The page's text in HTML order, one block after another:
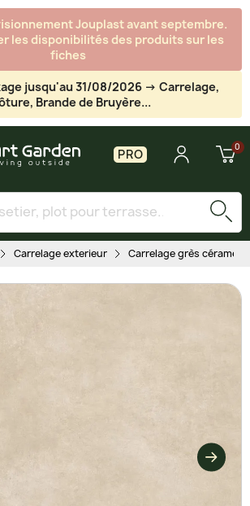
Jouplast avant septembre.
les disponibilités des produits sur les
fiches
jusqu'au 31/08/2026 -> Carrelage,
Brande de Bruyère...
PRO
Carrelage exterieur Carrelage grès cérame -